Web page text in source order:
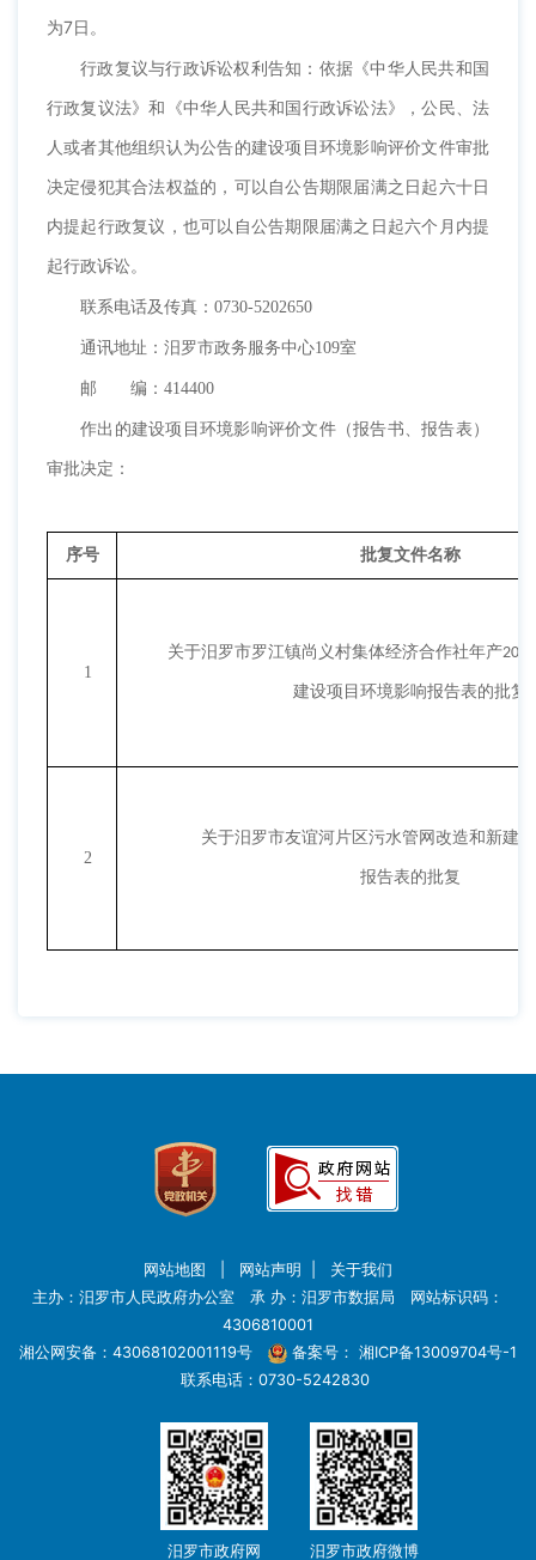
为7日。
行政复议与行政诉讼权利告知：依据《中华人民共和国
行政复议法》和《中华人民共和国行政诉讼法》，公民、法
人或者其他组织认为公告的建设项目环境影响评价文件审批
决定侵犯其合法权益的，可以自公告期限届满之日起六十日
内提起行政复议，也可以自公告期限届满之日起六个月内提
起行政诉讼。
联系电话及传真： 0730-5202650
通讯地址：汨罗市政务服务中心109室
邮 编： 414400
作出的建设项目环境影响评价文件（报告书、报告表）
审批决定：
序号 批复文件名称
1
关于汨罗市罗江镇尚义村集体经济合作社年产20
建设项目环境影响报告表的批复
2
关于汨罗市友谊河片区污水管网改造和新建
报告表的批复
网站地图 网站声明
关于我们
主办：汨罗市人民政府办公室 承 办：汨罗市数据局 网站标识码：
4306810001
湘公网安备：43068102001119号
备案号： 湘ICP备13009704号-1
联系电话：0730-5242830
汨罗市政府网 汨罗市政府微博